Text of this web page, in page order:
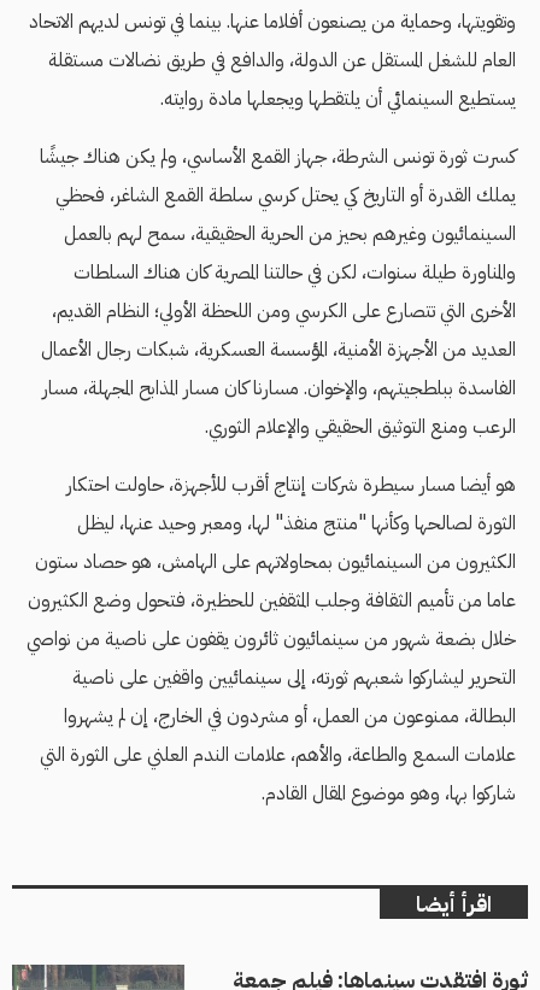
وتقويتها، وحماية من يصنعون أفلاما عنها. بينما في تونس لديهم الاتحاد
العام للشغل المستقل عن الدولة، والدافع في طريق نضالات مستقلة
يستطيع السينمائي أن يلتقطها ويجعلها مادة روايته.
كسرت ثورة تونس الشرطة، جهاز القمع الأساسي، ولم يكن هناك جيشًا
يملك القدرة أو التاريخ كي يحتل كرسي سلطة القمع الشاغر، فحظي
السينمائيون وغيرهم بحيز من الحرية الحقيقية، سمح لهم بالعمل
والمناورة طيلة سنوات، لكن في حالتنا المصرية كان هناك السلطات
الأخرى التي تتصارع على الكرسي ومن اللحظة الأولي؛ النظام القديم،
العديد من الأجهزة الأمنية، المؤسسة العسكرية، شبكات رجال الأعمال
الفاسدة ببلطجيتهم، والإخوان. مسارنا كان مسار المذابح المجهلة، مسار
الرعب ومنع التوثيق الحقيقي والإعلام الثوري.
هو أيضا مسار سيطرة شركات إنتاج أقرب للأجهزة، حاولت احتكار
الثورة لصالحها وكأنها "منتج منفذ" لها، ومعبر وحيد عنها، ليظل
الكثيرون من السينمائيون بمحاولاتهم على الهامش، هو حصاد ستون
عاما من تأميم الثقافة وجلب المثقفين للحظيرة، فتحول وضع الكثيرون
خلال بضعة شهور من سينمائيون ثائرون يقفون على ناصية من نواصي
التحرير ليشاركوا شعبهم ثورته، إلى سينمائيين واقفين على ناصية
البطالة، ممنوعون من العمل، أو مشردون في الخارج، إن لم يشهروا
علامات السمع والطاعة، والأهم، علامات الندم العلني على الثورة التي
شاركوا بها، وهو موضوع المقال القادم.
اقرأ أيضا
ثورة افتقدت سينماها: فيلم جمعة